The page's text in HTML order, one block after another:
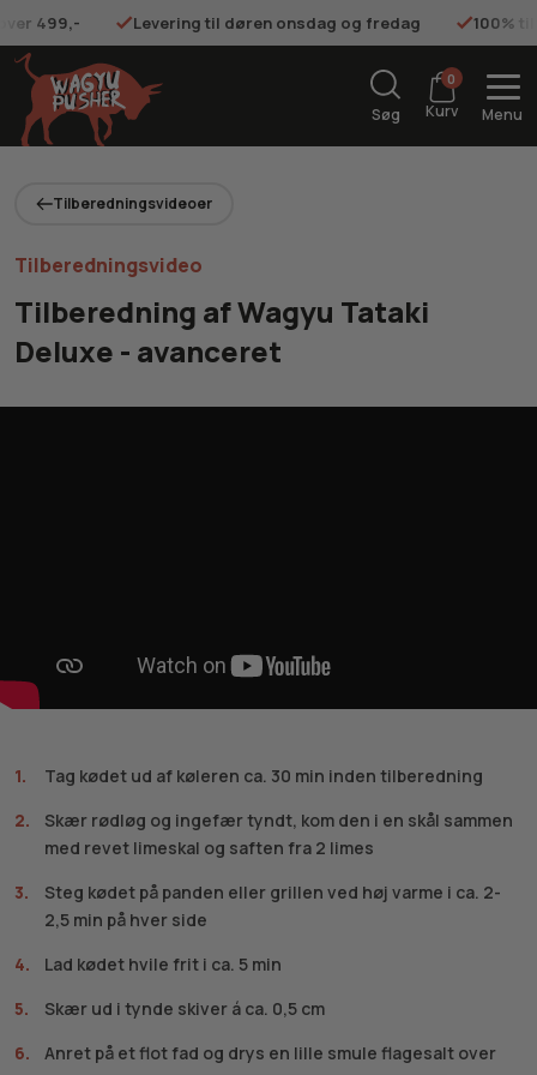
499,- Levering til døren onsdag og fredag 100%
Søg
0
Kurv Menu
Tilberedningsvideoer
Tilberedningsvideo
Tilberedning af Wagyu Tataki
Deluxe - avanceret
Tag kødet ud af køleren ca. 30 min inden tilberedning
Skær rødløg og ingefær tyndt, kom den i en skål sammen
med revet limeskal og saften fra 2 limes
Steg kødet på panden eller grillen ved høj varme i ca. 2-
2,5 min på hver side
Lad kødet hvile frit i ca. 5 min
Skær ud i tynde skiver á ca. 0,5 cm
Anret på et flot fad og drys en lille smule flagesalt over